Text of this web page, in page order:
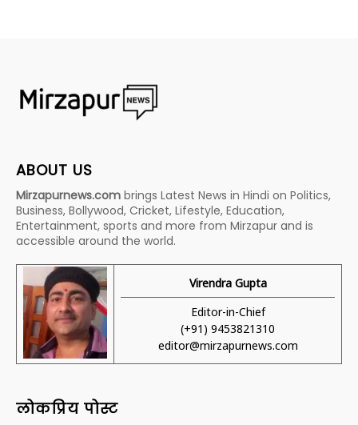
ABOUT US
Mirzapurnews.com brings Latest News in Hindi on Politics,
Business, Bollywood, Cricket, Lifestyle, Education,
Entertainment, sports and more from Mirzapur and is
accessible around the world.
Virendra Gupta
Editor-in-Chief
(+91) 9453821310
editor@mirzapurnews.com
लोकप्रिय पोस्ट